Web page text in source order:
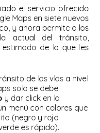
el servicio ofrecido
Maps en siete nuevos
y ahora permite a los
actual del tránsito,
de lo que les
de las vías a nivel
solo se debe
y dar click en la
menú con colores que
(negro y rojo
es rápido).